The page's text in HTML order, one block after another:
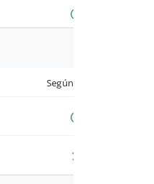
Según cuenta